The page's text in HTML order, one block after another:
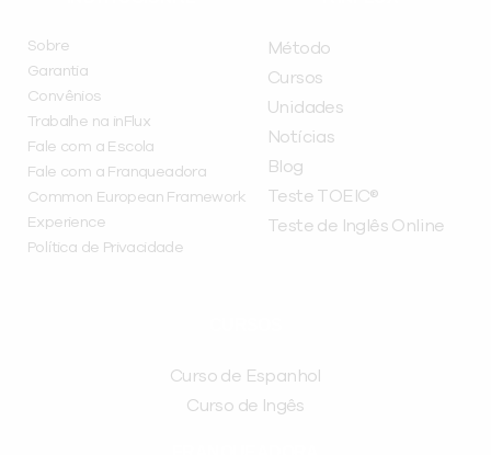
Sobre
Garantia
Convênios
Trabalhe na inFlux
Fale com a Escola
Fale com a Franqueadora
Common European Framework
Experience
Política de Privacidade
Método
Cursos
Unidades
Notícias
Blog
Teste TOEIC®
Teste de Inglês Online
Curso de Espanhol
Curso de Ingês